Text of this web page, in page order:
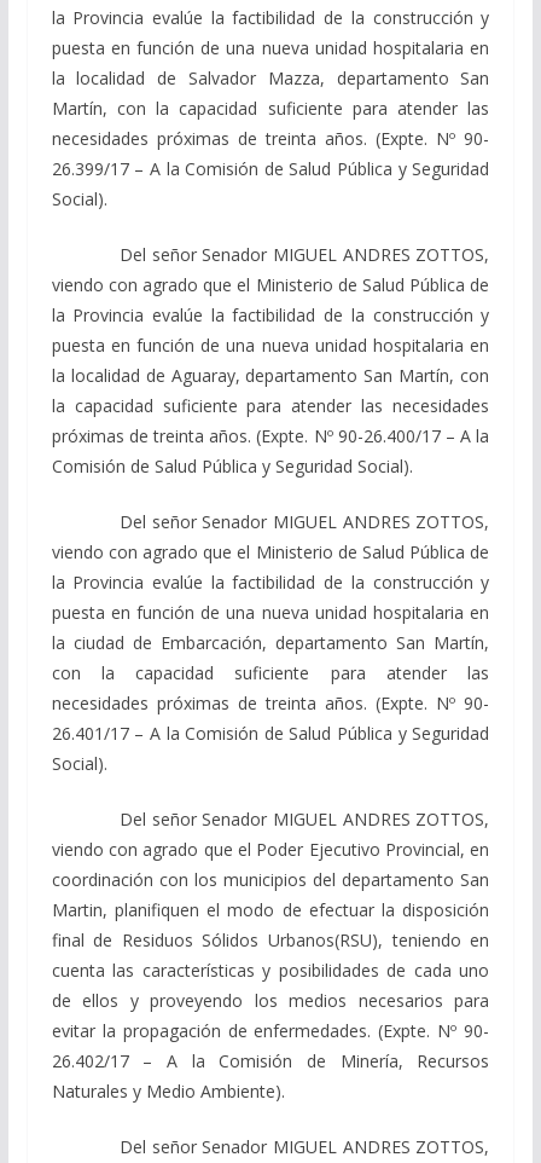
la Provincia evalúe la factibilidad de la construcción y
puesta en función de una nueva unidad hospitalaria en
la localidad de Salvador Mazza, departamento San
Martín, con la capacidad suficiente para atender las
necesidades próximas de treinta años. (Expte. Nº 90-
26.399/17 – A la Comisión de Salud Pública y Seguridad
Social).
Del señor Senador MIGUEL ANDRES ZOTTOS,
viendo con agrado que el Ministerio de Salud Pública de
la Provincia evalúe la factibilidad de la construcción y
puesta en función de una nueva unidad hospitalaria en
la localidad de Aguaray, departamento San Martín, con
la capacidad suficiente para atender las necesidades
próximas de treinta años. (Expte. Nº 90-26.400/17 – A la
Comisión de Salud Pública y Seguridad Social).
Del señor Senador MIGUEL ANDRES ZOTTOS,
viendo con agrado que el Ministerio de Salud Pública de
la Provincia evalúe la factibilidad de la construcción y
puesta en función de una nueva unidad hospitalaria en
la ciudad de Embarcación, departamento San Martín,
con la capacidad suficiente para atender las
necesidades próximas de treinta años. (Expte. Nº 90-
26.401/17 – A la Comisión de Salud Pública y Seguridad
Social).
Del señor Senador MIGUEL ANDRES ZOTTOS,
viendo con agrado que el Poder Ejecutivo Provincial, en
coordinación con los municipios del departamento San
Martin, planifiquen el modo de efectuar la disposición
final de Residuos Sólidos Urbanos(RSU), teniendo en
cuenta las características y posibilidades de cada uno
de ellos y proveyendo los medios necesarios para
evitar la propagación de enfermedades. (Expte. Nº 90-
26.402/17 – A la Comisión de Minería, Recursos
Naturales y Medio Ambiente).
Del señor Senador MIGUEL ANDRES ZOTTOS,